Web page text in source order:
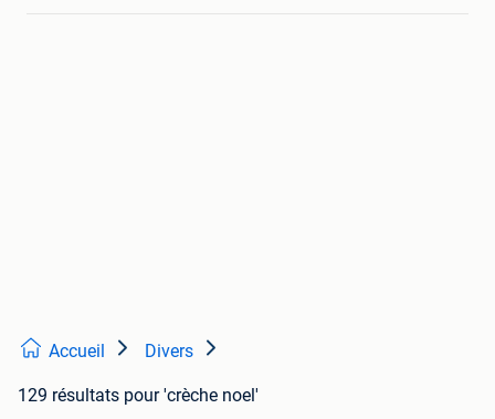
Accueil Divers
129 résultats pour 'crèche noel'